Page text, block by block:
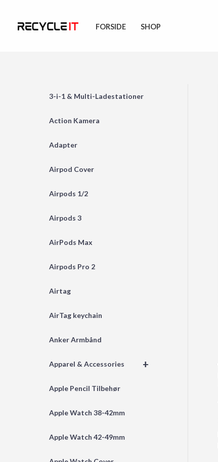
FORSIDE SHOP
3-i-1 & Multi-Ladestationer
Action Kamera
Adapter
Airpod Cover
Airpods 1/2
Airpods 3
AirPods Max
Airpods Pro 2
Airtag
AirTag keychain
Anker Armbånd
+
Apparel & Accessories
Apple Pencil Tilbehør
Apple Watch 38-42mm
Apple Watch 42-49mm